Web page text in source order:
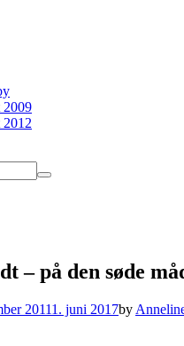
2009
– på den søde
20111. juni 2017by